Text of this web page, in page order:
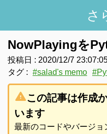
さ
NowPlayingを
投稿日 : 2020/12/7
タグ : #salad's memo #
warningこの記事は作成
います
最新のコードやバージ